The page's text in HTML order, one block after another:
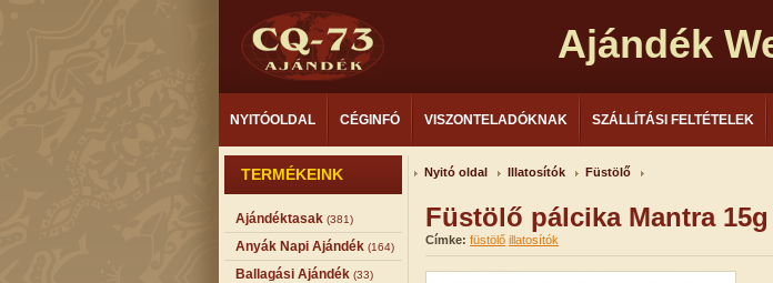
Ajándék
NYITÓOLDAL CÉGINFÓ VISZONTELADÓKNAK SZÁLLÍTÁSI FELTÉTELEK
TERMÉKEINK
Ajándéktasak (381)
Anyák Napi Ajándék (164)
Ballagási Ajándék (33)
Nyitó oldal Illatosítók Füstölő
Füstölő pálcika Mantra
Címke: füstölő illatosítók